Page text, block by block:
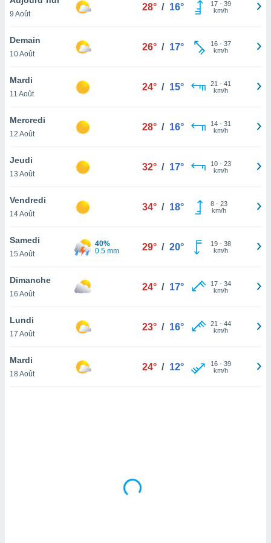
et
»,
au
vous
qu'ils
ou
le
ainsi
un
la
du
en
de
9 Août
28° / 16° 17- 39
km/h
Demain
10 Août
26° / 17° 16- 37
km/h
Mardi
11 Août
24° / 15° 21 - 41
km/h
Mercredi
12 Août
28° / 16° 14- 31
km/h
Jeudi
13 Août
32° / 17° 10- 23
km/h
Vendredi
14 Août
34° / 18° 8- 23
km/h
Samedi
15 Août
40%
0.5 mm
29° / 20° 19- 38
km/h
Dimanche
16 Août
24° / 17° 17- 34
km/h
Lundi
17 Août
23° / 16° 21 - 44
km/h
Mardi
18 Août
24° / 12° 16- 39
km/h